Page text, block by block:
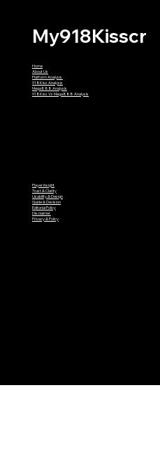
My918Kisscr
Home
About Us
Platform Analysis
918Kiss Analysis
Mega888 Analysis
918Kiss Vs Mega888 Analysis
Player Insight
Trust & Clarity
Usability & Design
Guide & Decision
Editorial Policy
Disclaimer
Privacy & Policy